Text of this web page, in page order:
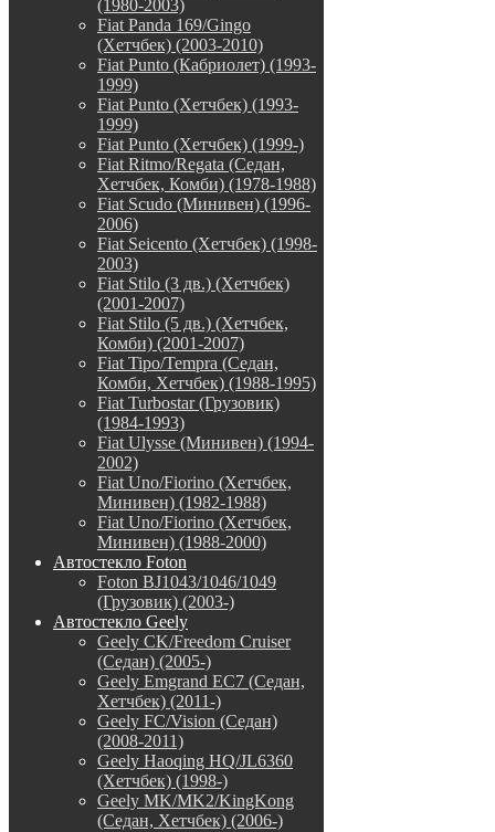
(1980-2003)
Fiat Panda 169/Gingo
(Хетчбек) (2003-2010)
Fiat Punto (Кабриолет) (1993-
1999)
Fiat Punto (Хетчбек) (1993-
1999)
Fiat Punto (Хетчбек) (1999-)
Fiat Ritmo/Regata (Седан,
Хетчбек, Комби) (1978-1988)
Fiat Scudo (Минивен) (1996-
2006)
Fiat Seicento (Хетчбек) (1998-
2003)
Fiat Stilo (3 дв.) (Хетчбек)
(2001-2007)
Fiat Stilo (5 дв.) (Хетчбек,
Комби) (2001-2007)
Fiat Tipo/Tempra (Седан,
Комби, Хетчбек) (1988-1995)
Fiat Turbostar (Грузовик)
(1984-1993)
Fiat Ulysse (Минивен) (1994-
2002)
Fiat Uno/Fiorino (Хетчбек,
Минивен) (1982-1988)
Fiat Uno/Fiorino (Хетчбек,
Минивен) (1988-2000)
Автостекло Foton
Foton BJ1043/1046/1049
(Грузовик) (2003-)
Автостекло Geely
Geely CK/Freedom Cruiser
(Седан) (2005-)
Geely Emgrand EC7 (Седан,
Хетчбек) (2011-)
Geely FC/Vision (Седан)
(2008-2011)
Geely Haoqing HQ/JL6360
(Хетчбек) (1998-)
Geely MK/MK2/KingKong
(Седан, Хетчбек) (2006-)